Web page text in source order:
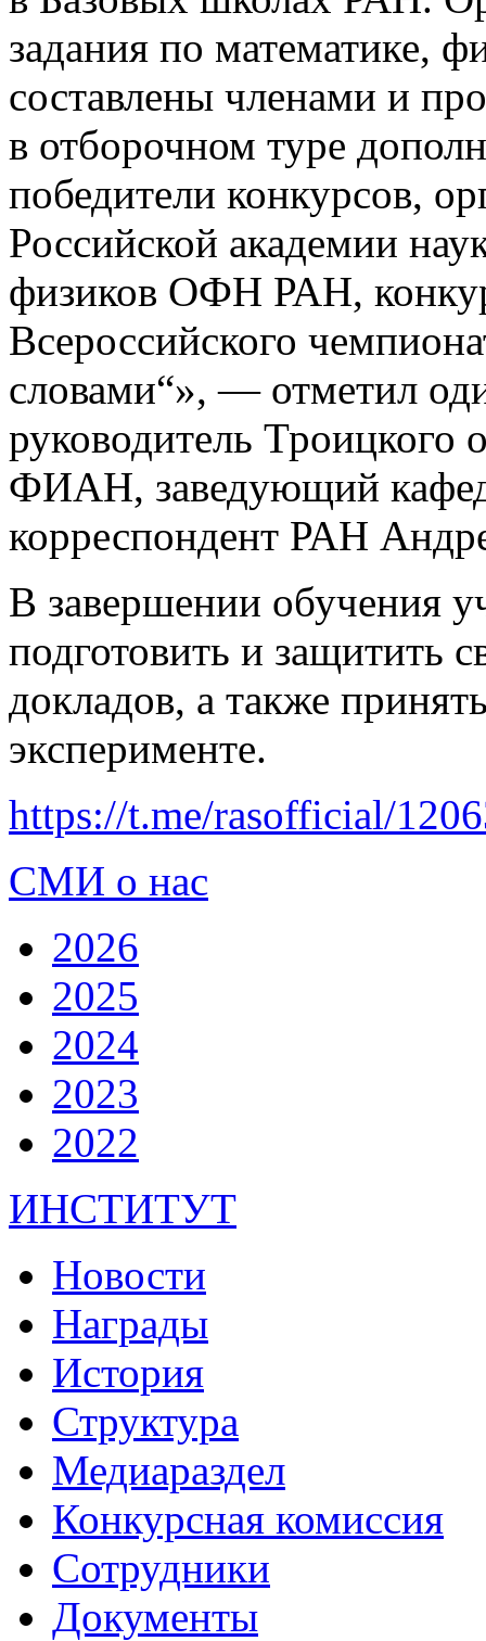
задания по математике,
составлены членами и
в отборочном туре
победители конкурсов,
Российской академии
физиков ОФН РАН,
Всероссийского
словами“», — отметил
руководитель Троицкого
ФИАН, заведующий
корреспондент РАН
В завершении обучения
подготовить и защитить
докладов, а также
эксперименте.
https://t.me/rasofficial/
СМИ о нас
2026
2025
2024
2023
2022
ИНСТИТУТ
Новости
Награды
История
Структура
Медиараздел
Конкурсная комиссия
Сотрудники
Документы